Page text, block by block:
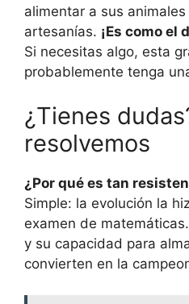
alimentar a sus
artesanías. ¡Es como el
Si necesitas algo, esta
probablemente tenga
¿Tienes
resolvemos
¿Por qué es tan
Simple: la evolución la
examen de
y su capacidad para
convierten en la